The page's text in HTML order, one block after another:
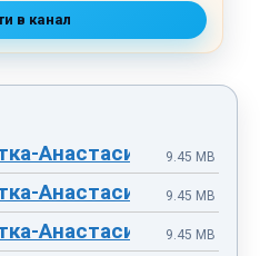
в канал
Анастасия212-
9.45 MB
Анастасия212-
9.45 MB
Анастасия212-
9.45 MB